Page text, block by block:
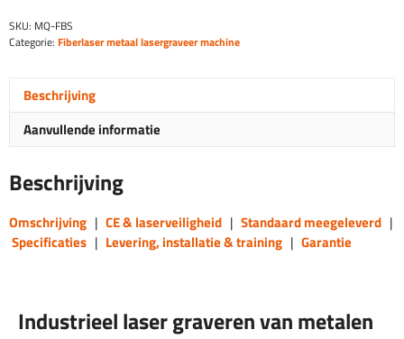
Industrieel
SKU: MQ-FBS
Categorie: Fiberlaser metaal lasergraveer machine
Beschrijving
Aanvullende informatie
Beschrijving
Omschrijving | CE & laserveiligheid | Standaard meegeleverd |
Specificaties | Levering, installatie & training | Garantie
Industrieel laser graveren van metalen